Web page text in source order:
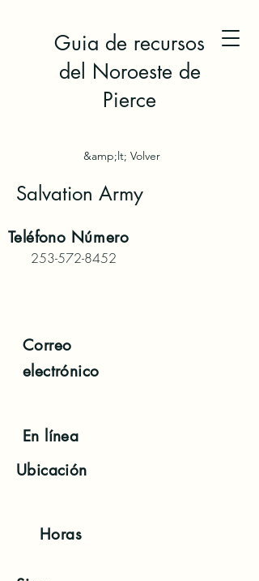
Guia de recursos
del Noroeste de
Pierce
&amp;lt; Volver
Salvation Army
Teléfono Número
253-572-8452
Correo
electrónico
En línea
Ubicación
Horas